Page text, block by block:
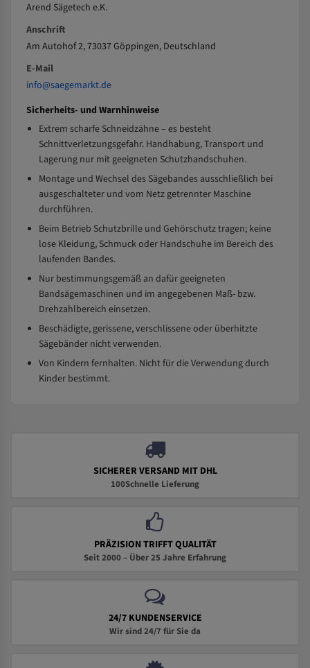
Arend Sägetech e.K.
Anschrift
Am Autohof 2, 73037 Göppingen, Deutschland
E-Mail
info@saegemarkt.de
Sicherheits- und Warnhinweise
Extrem scharfe Schneidzähne – es besteht
Schnittverletzungsgefahr. Handhabung, Transport und
Lagerung nur mit geeigneten Schutzhandschuhen.
Montage und Wechsel des Sägebandes ausschließlich bei
ausgeschalteter und vom Netz getrennter Maschine
durchführen.
Beim Betrieb Schutzbrille und Gehörschutz tragen; keine
lose Kleidung, Schmuck oder Handschuhe im Bereich des
laufenden Bandes.
Nur bestimmungsgemäß an dafür geeigneten
Bandsägemaschinen und im angegebenen Maß- bzw.
Drehzahlbereich einsetzen.
Beschädigte, gerissene, verschlissene oder überhitzte
Sägebänder nicht verwenden.
Von Kindern fernhalten. Nicht für die Verwendung durch
Kinder bestimmt.
SICHERER VERSAND MIT DHL
100Schnelle Lieferung
PRÄZISION TRIFFT QUALITÄT
Seit 2000 – Über 25 Jahre Erfahrung
24/7 KUNDENSERVICE
Wir sind 24/7 für Sie da